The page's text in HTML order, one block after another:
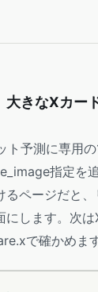
きなXカー
ト予測に専用
指定を
るページだと
にします。次
で確かめます